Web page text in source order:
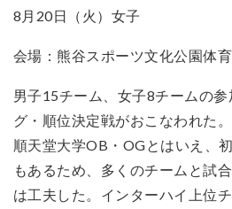
8月20日（火）女子
会場：熊谷スポーツ文化公園体
男子15チーム、女子8チームの
グ・順位決定戦がおこなわれた。
順天堂大学OB・OGとはいえ、
もあるため、多くのチームと試
は工夫した。インターハイ上位